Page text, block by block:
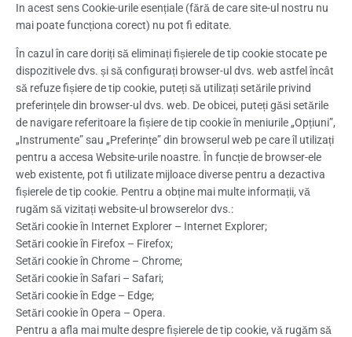
In acest sens Cookie-urile esențiale (fără de care site-ul nostru nu
mai poate funcționa corect) nu pot fi editate.
În cazul în care doriți să eliminați fișierele de tip cookie stocate pe
dispozitivele dvs. și să configurați browser-ul dvs. web astfel încât
să refuze fișiere de tip cookie, puteți să utilizați setările privind
preferințele din browser-ul dvs. web. De obicei, puteți găsi setările
de navigare referitoare la fișiere de tip cookie în meniurile „Opțiuni”,
„Instrumente” sau „Preferințe” din browserul web pe care îl utilizați
pentru a accesa Website-urile noastre. În funcție de browser-ele
web existente, pot fi utilizate mijloace diverse pentru a dezactiva
fișierele de tip cookie. Pentru a obține mai multe informații, vă
rugăm să vizitați website-ul browserelor dvs.:
Setări cookie în Internet Explorer – Internet Explorer;
Setări cookie în Firefox – Firefox;
Setări cookie în Chrome – Chrome;
Setări cookie în Safari – Safari;
Setări cookie în Edge – Edge;
Setări cookie în Opera – Opera.
Pentru a afla mai multe despre fișierele de tip cookie, vă rugăm să